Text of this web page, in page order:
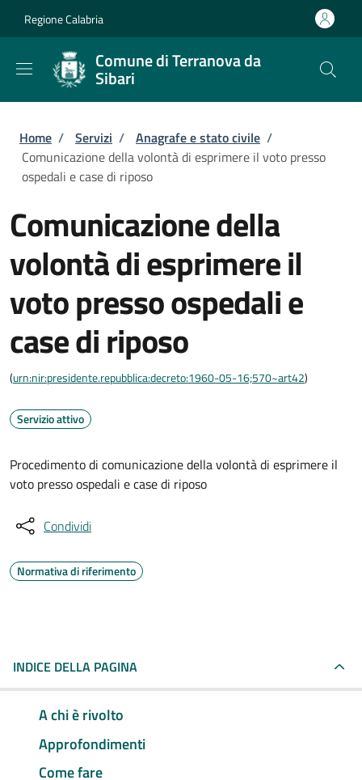
Regione Calabria
Comune di Terranova da
Sibari
Briciole di pane
Home / Servizi / Anagrafe e stato civile /
Comunicazione della volontà di esprimere il voto presso
ospedali e case di riposo
Comunicazione della
volontà di esprimere il
voto presso ospedali e
case di riposo
(urn:nir:presidente.repubblica:decreto:1960-05-16;570~art42)
Servizio attivo
Procedimento di comunicazione della volontà di esprimere il
voto presso ospedali e case di riposo
Condividi
Normativa di riferimento
INDICE DELLA PAGINA
A chi è rivolto
Approfondimenti
Come fare